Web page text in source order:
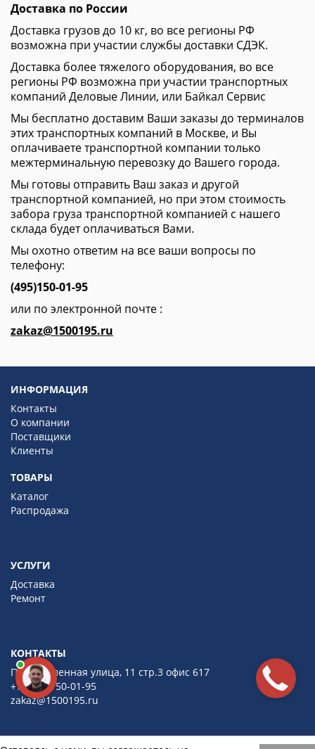
Доставка по России
Доставка грузов до 10 кг, во все регионы РФ
возможна при участии службы доставки СДЭК.
Доставка более тяжелого оборудования, во все
регионы РФ возможна при участии транспортных
компаний Деловые Линии, или Байкал Сервис
Мы бесплатно доставим Ваши заказы до терминалов
этих транспортных компаний в Москве, и Вы
оплачиваете транспортной компании только
межтерминальную перевозку до Вашего города.
Мы готовы отправить Ваш заказ и другой
транспортной компанией, но при этом стоимость
забора груза транспортной компанией с нашего
склада будет оплачиваться Вами.
Мы охотно ответим на все ваши вопросы по
телефону:
(495)150-01-95
или по электронной почте :
zakaz@1500195.ru
ИНФОРМАЦИЯ
Контакты
О компании
Поставщики
Клиенты
ТОВАРЫ
Каталог
Распродажа
УСЛУГИ
Доставка
Ремонт
КОНТАКТЫ
Промышленная улица, 11 стр.3 офис 617
+7 (495) 150-01-95
zakaz@1500195.ru